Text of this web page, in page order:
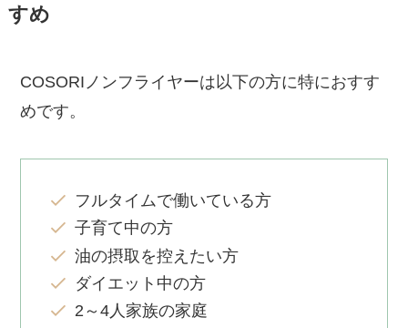
すめ
COSORIノンフライヤーは以下の方に特におすす
めです。
フルタイムで働いている方
子育て中の方
油の摂取を控えたい方
ダイエット中の方
2～4人家族の家庭